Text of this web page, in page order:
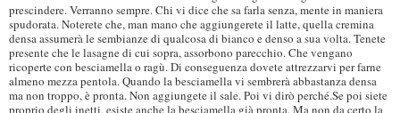
prescindere. Verranno sempre. Chi vi dice che sa farla senza, mente in maniera
spudorata. Noterete che, man mano che aggiungerete il latte, quella cremina
densa assumerà le sembianze di qualcosa di bianco e denso a sua volta. Tenete
presente che le lasagne di cui sopra, assorbono parecchio. Che vengano
ricoperte con besciamella o ragù. Di conseguenza dovete attrezzarvi per farne
almeno mezza pentola. Quando la besciamella vi sembrerà abbastanza densa
ma non troppo, è pronta. Non aggiungete il sale. Poi vi dirò perché.Se poi siete
proprio degli inetti, esiste anche la besciamella già pronta. Ma non da certo la